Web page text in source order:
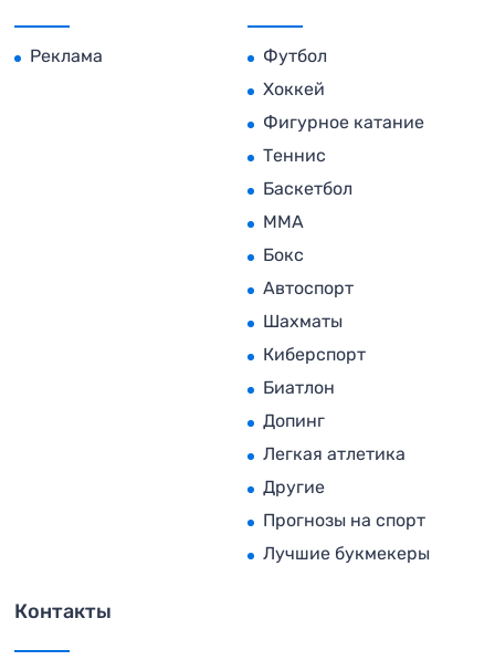
Реклама
Футбол
Хоккей
Фигурное катание
Теннис
Баскетбол
MMA
Бокс
Автоспорт
Шахматы
Киберспорт
Биатлон
Допинг
Легкая атлетика
Другие
Прогнозы на спорт
Лучшие букмекеры
Контакты